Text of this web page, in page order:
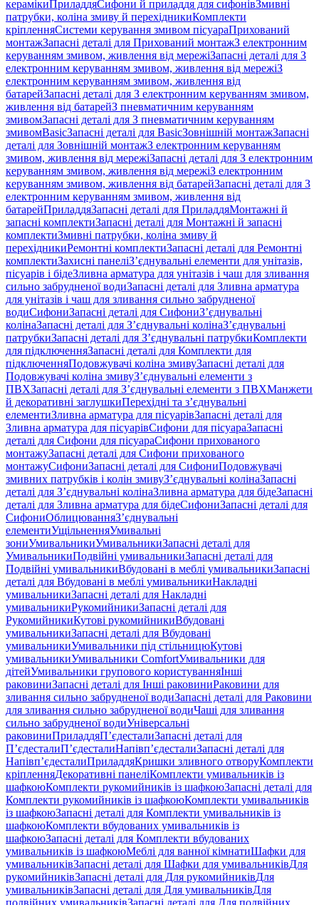
керамікиПриладдяСифони й приладдя для сифонівЗмивні
патрубки, коліна змиву й перехідникиКомплекти
кріпленняСистеми керування змивом пісуараПрихований
монтажЗапасні деталі для Прихований монтажЗ електронним
керуванням змивом, живлення від мережіЗапасні деталі для З
електронним керуванням змивом, живлення від мережіЗ
електронним керуванням змивом, живлення від
батарейЗапасні деталі для З електронним керуванням змивом,
живлення від батарейЗ пневматичним керуванням
змивомЗапасні деталі для З пневматичним керуванням
змивомBasicЗапасні деталі для BasicЗовнішній монтажЗапасні
деталі для Зовнішній монтажЗ електронним керуванням
змивом, живлення від мережіЗапасні деталі для З електронним
керуванням змивом, живлення від мережіЗ електронним
керуванням змивом, живлення від батарейЗапасні деталі для З
електронним керуванням змивом, живлення від
батарейПриладдяЗапасні деталі для ПриладдяМонтажні й
запасні комплектиЗапасні деталі для Монтажні й запасні
комплектиЗмивні патрубки, коліна змиву й
перехідникиРемонтні комплектиЗапасні деталі для Ремонтні
комплектиЗахисні панеліЗ’єднувальні елементи для унітазів,
пісуарів і бідеЗливна арматура для унітазів і чаш для зливання
сильно забрудненої водиЗапасні деталі для Зливна арматура
для унітазів і чаш для зливання сильно забрудненої
водиСифониЗапасні деталі для СифониЗ’єднувальні
колінаЗапасні деталі для З’єднувальні колінаЗ’єднувальні
патрубкиЗапасні деталі для З’єднувальні патрубкиКомплекти
для підключенняЗапасні деталі для Комплекти для
підключенняПодовжувачі коліна змивуЗапасні деталі для
Подовжувачі коліна змивуЗ’єднувальні елементи з
ПВХЗапасні деталі для З’єднувальні елементи з ПВХМанжети
й декоративні заглушкиПерехідні та з’єднувальні
елементиЗливна арматура для пісуарівЗапасні деталі для
Зливна арматура для пісуарівСифони для пісуараЗапасні
деталі для Сифони для пісуараСифони прихованого
монтажуЗапасні деталі для Сифони прихованого
монтажуСифониЗапасні деталі для СифониПодовжувачі
змивних патрубків і колін змивуЗ’єднувальні колінаЗапасні
деталі для З’єднувальні колінаЗливна арматура для бідеЗапасні
деталі для Зливна арматура для бідеСифониЗапасні деталі для
СифониОблицюванняЗ’єднувальні
елементиУщільненняУмивальні
зониУмивальникиУмивальникиЗапасні деталі для
УмивальникиПодвійні умивальникиЗапасні деталі для
Подвійні умивальникиВбудовані в меблі умивальникиЗапасні
деталі для Вбудовані в меблі умивальникиНакладні
умивальникиЗапасні деталі для Накладні
умивальникиРукомийникиЗапасні деталі для
РукомийникиКутові рукомийникиВбудовані
умивальникиЗапасні деталі для Вбудовані
умивальникиУмивальники під стільницюКутові
умивальникиУмивальники ComfortУмивальники для
дітейУмивальники групового користуванняІнші
раковиниЗапасні деталі для Інші раковиниРаковини для
зливання сильно забрудненої водиЗапасні деталі для Раковини
для зливання сильно забрудненої водиЧаші для зливання
сильно забрудненої водиУніверсальні
раковиниПриладдяП’єдесталиЗапасні деталі для
П’єдесталиП’єдесталиНапівп’єдесталиЗапасні деталі для
Напівп’єдесталиПриладдяКришки зливного отворуКомплекти
кріпленняДекоративні панеліКомплекти умивальників із
шафкоюКомплекти рукомийників із шафкоюЗапасні деталі для
Комплекти рукомийників із шафкоюКомплекти умивальників
із шафкоюЗапасні деталі для Комплекти умивальників із
шафкоюКомплекти вбудованих умивальників із
шафкоюЗапасні деталі для Комплекти вбудованих
умивальників із шафкоюМеблі для ванної кімнатиШафки для
умивальниківЗапасні деталі для Шафки для умивальниківДля
рукомийниківЗапасні деталі для Для рукомийниківДля
умивальниківЗапасні деталі для Для умивальниківДля
подвійних умивальниківЗапасні деталі для Для подвійних